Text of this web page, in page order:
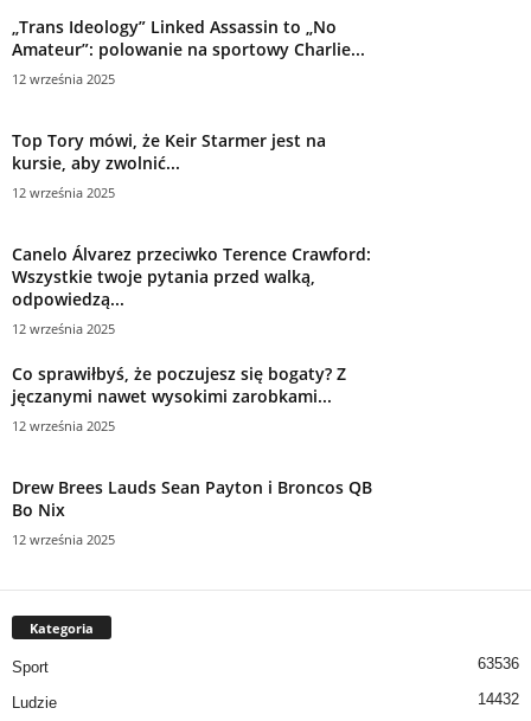
„Trans Ideology” Linked Assassin to „No
Amateur”: polowanie na sportowy Charlie...
12 września 2025
Top Tory mówi, że Keir Starmer jest na
kursie, aby zwolnić...
12 września 2025
Canelo Álvarez przeciwko Terence Crawford:
Wszystkie twoje pytania przed walką,
odpowiedzą...
12 września 2025
Co sprawiłbyś, że poczujesz się bogaty? Z
jęczanymi nawet wysokimi zarobkami...
12 września 2025
Drew Brees Lauds Sean Payton i Broncos QB
Bo Nix
12 września 2025
Kategoria
Sport 63536
Ludzie 14432